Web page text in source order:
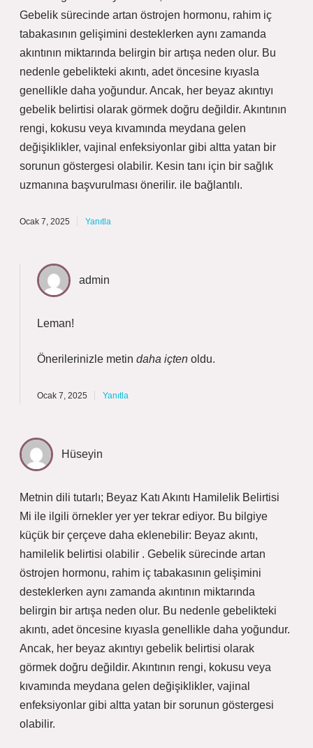
Gebelik sürecinde artan östrojen hormonu, rahim iç
tabakasının gelişimini desteklerken aynı zamanda
akıntının miktarında belirgin bir artışa neden olur. Bu
nedenle gebelikteki akıntı, adet öncesine kıyasla
genellikle daha yoğundur. Ancak, her beyaz akıntıyı
gebelik belirtisi olarak görmek doğru değildir. Akıntının
rengi, kokusu veya kıvamında meydana gelen
değişiklikler, vajinal enfeksiyonlar gibi altta yatan bir
sorunun göstergesi olabilir. Kesin tanı için bir sağlık
uzmanına başvurulması önerilir. ile bağlantılı.
Ocak 7, 2025 Yanıtla
admin
Leman!
Önerilerinizle metin daha içten oldu.
Ocak 7, 2025 Yanıtla
Hüseyin
Metnin dili tutarlı; Beyaz Katı Akıntı Hamilelik Belirtisi
Mi ile ilgili örnekler yer yer tekrar ediyor. Bu bilgiye
küçük bir çerçeve daha eklenebilir: Beyaz akıntı,
hamilelik belirtisi olabilir . Gebelik sürecinde artan
östrojen hormonu, rahim iç tabakasının gelişimini
desteklerken aynı zamanda akıntının miktarında
belirgin bir artışa neden olur. Bu nedenle gebelikteki
akıntı, adet öncesine kıyasla genellikle daha yoğundur.
Ancak, her beyaz akıntıyı gebelik belirtisi olarak
görmek doğru değildir. Akıntının rengi, kokusu veya
kıvamında meydana gelen değişiklikler, vajinal
enfeksiyonlar gibi altta yatan bir sorunun göstergesi
olabilir.